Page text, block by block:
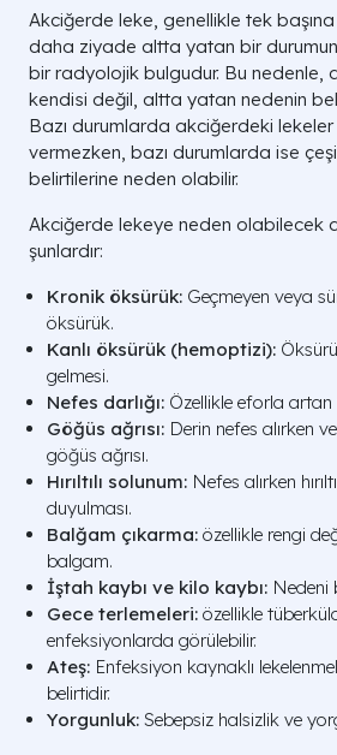
Akciğerde leke, genellikle tek
daha ziyade altta yatan bir durumun
bir radyolojik bulgudur. Bu nedenle,
kendisi değil, altta yatan nedenin
Bazı durumlarda akciğerdeki lekeler
vermezken, bazı durumlarda ise
belirtilerine neden olabilir.
Akciğerde lekeye neden olabilecek
şunlardır:
Kronik öksürük: Geçmeyen veya
öksürük.
Kanlı öksürük (hemoptizi):
gelmesi.
Nefes darlığı: Özellikle eforla artan
Göğüs ağrısı: Derin nefes alırken
göğüs ağrısı.
Hırıltılı solunum: Nefes alırken
duyulması.
Balğam çıkarma: özellikle rengi
balgam.
İştah kaybı ve kilo kaybı: Nedeni
Gece terlemeleri: özellikle
enfeksiyonlarda görülebilir.
Ateş: Enfeksiyon kaynaklı
belirtidir.
Yorgunluk: Sebepsiz halsizlik ve